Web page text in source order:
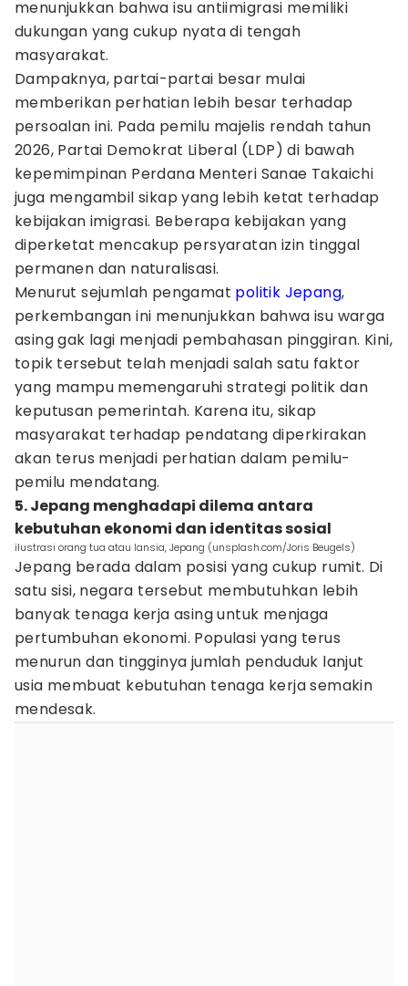
menunjukkan bahwa isu antiimigrasi memiliki
dukungan yang cukup nyata di tengah
masyarakat.
Dampaknya, partai-partai besar mulai
memberikan perhatian lebih besar terhadap
persoalan ini. Pada pemilu majelis rendah tahun
2026, Partai Demokrat Liberal (LDP) di bawah
kepemimpinan Perdana Menteri Sanae Takaichi
juga mengambil sikap yang lebih ketat terhadap
kebijakan imigrasi. Beberapa kebijakan yang
diperketat mencakup persyaratan izin tinggal
permanen dan naturalisasi.
Menurut sejumlah pengamat politik Jepang,
perkembangan ini menunjukkan bahwa isu warga
asing gak lagi menjadi pembahasan pinggiran. Kini,
topik tersebut telah menjadi salah satu faktor
yang mampu memengaruhi strategi politik dan
keputusan pemerintah. Karena itu, sikap
masyarakat terhadap pendatang diperkirakan
akan terus menjadi perhatian dalam pemilu-
pemilu mendatang.
5. Jepang menghadapi dilema antara
kebutuhan ekonomi dan identitas sosial
ilustrasi orang tua atau lansia, Jepang (unsplash.com/Joris Beugels)
Jepang berada dalam posisi yang cukup rumit. Di
satu sisi, negara tersebut membutuhkan lebih
banyak tenaga kerja asing untuk menjaga
pertumbuhan ekonomi. Populasi yang terus
menurun dan tingginya jumlah penduduk lanjut
usia membuat kebutuhan tenaga kerja semakin
mendesak.